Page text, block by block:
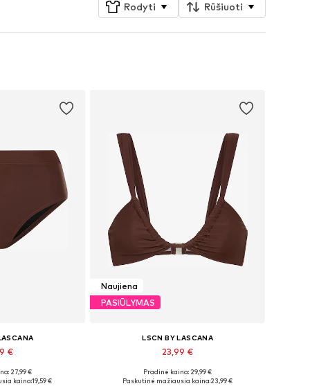
Rodyti Rūšiuoti
€
+1
dydžių
27,99 €
kaina:19,59 €
Naujiena
PASIŪLYMAS
LSCN BY LASCANA
23,99 €
Yra daugybė dydžių
Pradinė kaina: 29,99 €
Paskutinė mažiausia kaina:23,99 €